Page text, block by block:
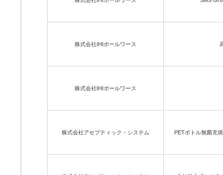
株式会社IHIポールワース
株式会社IHIポールワース
株式会社アセプティック・システム PETボトル無菌充